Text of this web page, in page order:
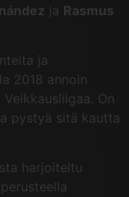
ja Rasmus
ja
2018 annoin
On
pystyä sitä kautta
harjoiteltu